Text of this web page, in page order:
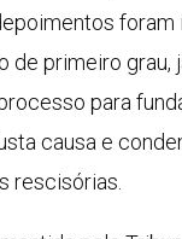
foram
de primeiro grau,
para
causa e
rescisórias.